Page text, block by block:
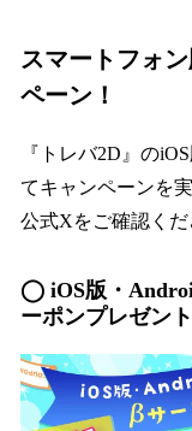
スマートフォ
ペーン！
『トレバ2D』の
てキャンペーンを
公式Xをご確認くだ
◯ iOS版・
ーポンプレゼン